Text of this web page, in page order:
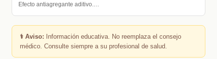
Efecto antiagregante aditivo.…
⚕️ Aviso: Información educativa. No reemplaza el consejo
médico. Consulte siempre a su profesional de salud.